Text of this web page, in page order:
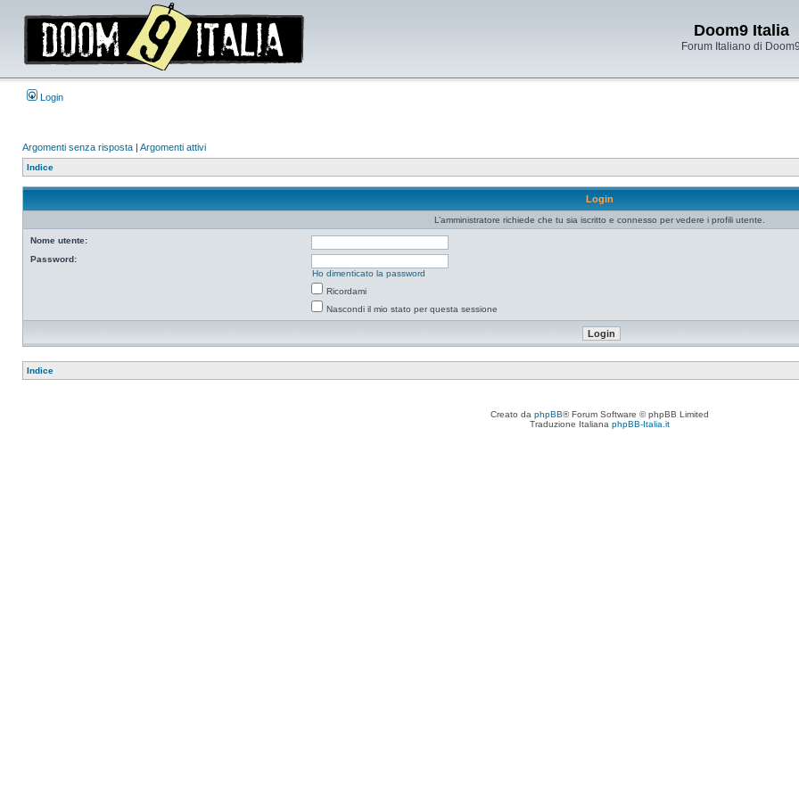
Doom9 Italia
Forum Italiano di Doom9
Login
Argomenti senza risposta | Argomenti attivi
Indice
Login
L’amministratore richiede che tu sia iscritto e connesso per vedere i profili utente.
Nome utente:
Password:
Ho dimenticato la password
Ricordami
Nascondi il mio stato per questa sessione
Indice
Creato da phpBB® Forum Software © phpBB Limited
Traduzione Italiana phpBB-Italia.it